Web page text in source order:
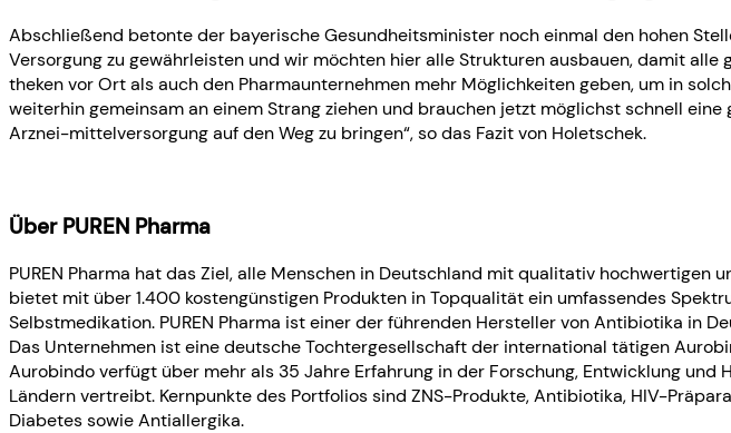
Abschließend betonte der bayerische Gesundheitsminister noch einmal den hohen
Versorgung zu gewährleisten und wir möchten hier alle Strukturen ausbauen, damit
theken vor Ort als auch den Pharmaunternehmen mehr Möglichkeiten geben, um in
weiterhin gemeinsam an einem Strang ziehen und brauchen jetzt möglichst schnell
Arznei-mittelversorgung auf den Weg zu bringen“, so das Fazit von Holetschek.
Über PUREN Pharma
PUREN Pharma hat das Ziel, alle Menschen in Deutschland mit qualitativ
bietet mit über 1.400 kostengünstigen Produkten in Topqualität ein umfassendes
Selbstmedikation. PUREN Pharma ist einer der führenden Hersteller von Antibiotika in
Das Unternehmen ist eine deutsche Tochtergesellschaft der international tätigen
Aurobindo verfügt über mehr als 35 Jahre Erfahrung in der Forschung, Entwicklung
Ländern vertreibt. Kernpunkte des Portfolios sind ZNS-Produkte, Antibiotika, HIV-
Diabetes sowie Antiallergika.